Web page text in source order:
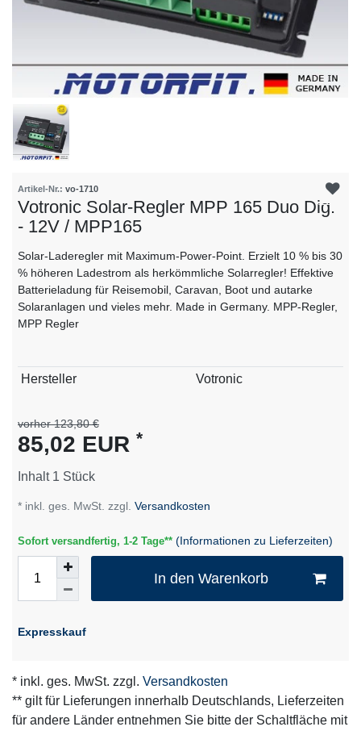
Artikel-Nr.: vo-1710
Votronic Solar-Regler MPP 165 Duo Dig.
- 12V / MPP165
Solar-Laderegler mit Maximum-Power-Point. Erzielt 10 % bis 30
% höheren Ladestrom als herkömmliche Solarregler! Effektive
Batterieladung für Reisemobil, Caravan, Boot und autarke
Solaranlagen und vieles mehr. Made in Germany. MPP-Regler,
MPP Regler
Technisches
Wert
Hersteller Votronic
vorher 123,80 €
85,02 EUR *
Inhalt 1 Stück
* inkl. ges. MwSt. zzgl. Versandkosten
Sofort versandfertig, 1-2 Tage** (Informationen zu Lieferzeiten)
In den Warenkorb
Expresskauf
* inkl. ges. MwSt. zzgl. Versandkosten
** gilt für Lieferungen innerhalb Deutschlands, Lieferzeiten
für andere Länder entnehmen Sie bitte der Schaltfläche mit